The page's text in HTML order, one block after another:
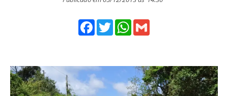
Facebook
TwitterWhatsApp